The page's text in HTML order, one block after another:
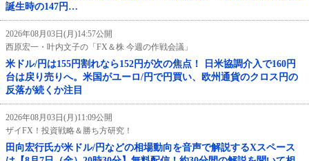
誕生時の147円…
2026年08月03日(月)14:57公開
西原宏一・叶内文子の「FX＆株 今週の作戦会議」
米ドル/円は155円割れなら152円が次の焦点！ 日米協調介入で160円
台は戻り売りへ。米国がユーロ/円で円買い、欧州通貨のクロス円の
反落が続くか注目
2026年08月03日(月)11:09公開
ザイFX！投資戦略＆勝ち方研究！
田向宏行氏が米ドル/円などの相場動向を音声で解説するXスペース